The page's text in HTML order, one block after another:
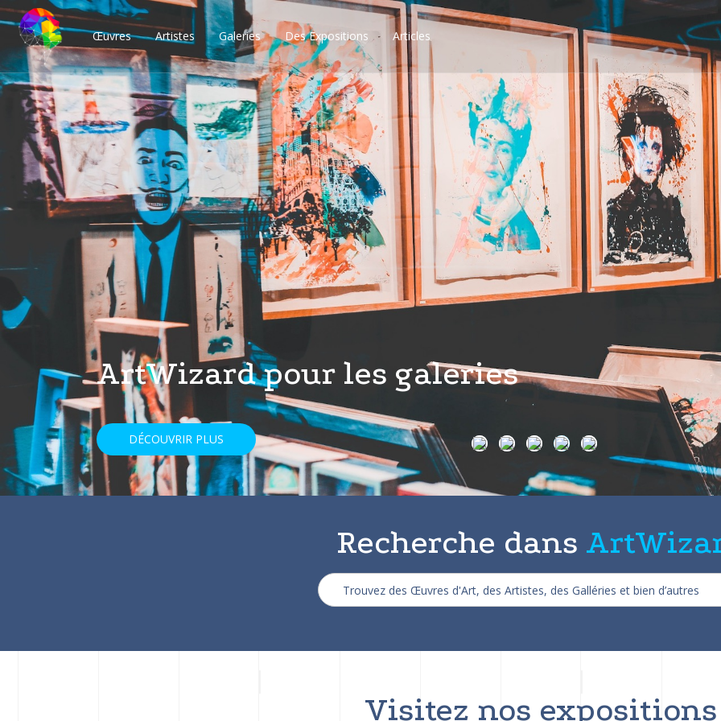
Œuvres Artistes Galeries Des Expositions Articles
ArtWizard pour les artistes
DÉCOUVRIR PLUS
Recherche dans
Visitez nos expositions